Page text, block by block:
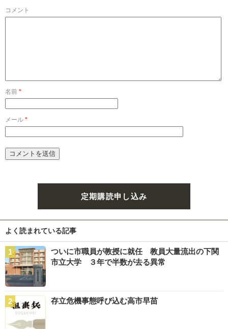
コメント
名前 *
メール *
定期購読申し込み
よく読まれている記事
ついに市職員が教授に就任 教員大量流出の下関
市立大学 ３年で半数が去る異常
存立危機事態呼び込む高市早苗